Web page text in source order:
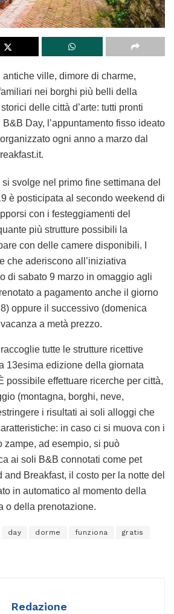
ville, dimore di charme,
nei borghi più belli della
delle città d’arte: tutti pronti
Day, l’appuntamento fisso ideato
ogni anno a marzo dal
svolge nel primo fine settimana del
è posticipata al secondo weekend di
con i festeggiamenti del
più strutture possibili la
con delle camere disponibili. I
che aderiscono all’iniziativa
di sabato 9 marzo in omaggio agli
a pagamento anche il giorno
oppure il successivo (domenica
a metà prezzo.
raccoglie tutte le strutture ricettive
13esima edizione della giornata
possibile effettuare ricerche per città,
(montagna, borghi, neve,
i risultati ai soli alloggi che
in caso ci si muova con i
zampe, ad esempio, si può
ai soli B&B connotati come pet
Breakfast, il costo per la notte del
in automatico al momento della
o della prenotazione.
day dorme funziona gratis
Redazione